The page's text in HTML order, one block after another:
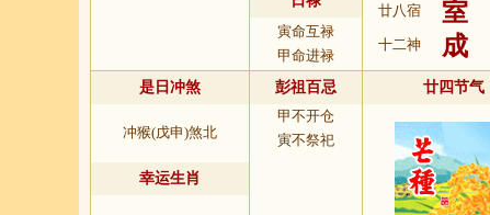
寅命互禄
甲命进禄
廿八宿 室
十二神 成
是日冲煞
冲猴(戊申)煞北
幸运生肖
彭祖百忌
甲不开仓
寅不祭祀
廿四节气